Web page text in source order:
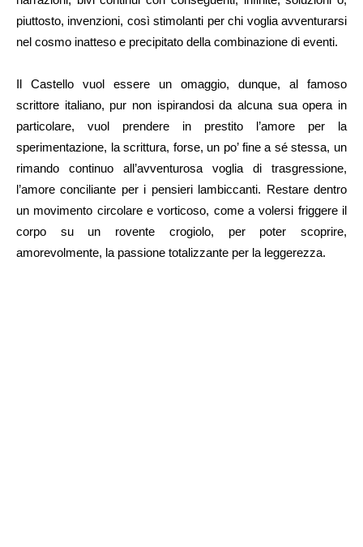
piuttosto, invenzioni, così stimolanti per chi voglia avventurarsi
nel cosmo inatteso e precipitato della combinazione di eventi.
Il Castello vuol essere un omaggio, dunque, al famoso
scrittore italiano, pur non ispirandosi da alcuna sua opera in
particolare, vuol prendere in prestito l’amore per la
sperimentazione, la scrittura, forse, un po’ fine a sé stessa, un
rimando continuo all’avventurosa voglia di trasgressione,
l’amore conciliante per i pensieri lambiccanti. Restare dentro
un movimento circolare e vorticoso, come a volersi friggere il
corpo su un rovente crogiolo, per poter scoprire,
amorevolmente, la passione totalizzante per la leggerezza.